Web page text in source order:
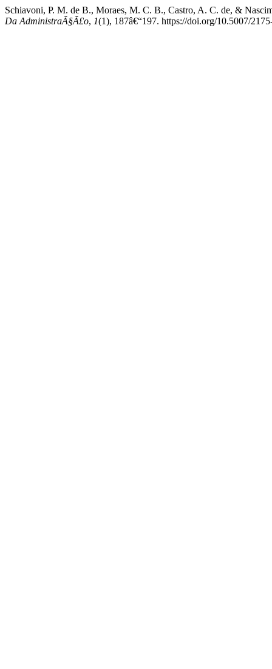
Schiavoni, P. M. de B., Moraes, M. C. B., Castro, A. C. de, &
Da AdministraÃ§Ã£o, 1(1), 187â€“197. https://doi.org/10.5007/